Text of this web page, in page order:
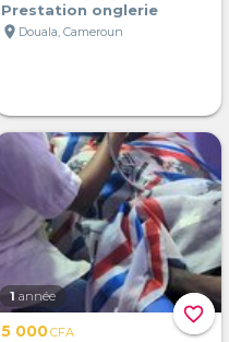
Prestation onglerie
location_on Douala, Cameroun
favorite_border
1 année
5 000CFA